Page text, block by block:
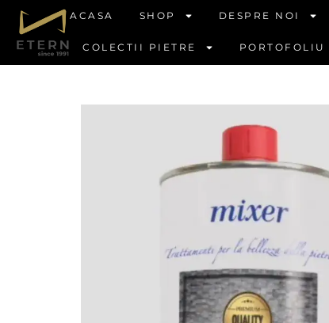
ACASA SHOP DESPRE NOI
COLECTII PIETRE PORTOFOLIU